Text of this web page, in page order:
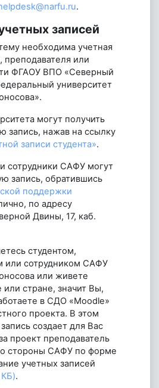
.
записей
необходима учетная
преподавателя или
ФГАОУ ВПО «Северный
университет
могут получить
запись, нажав на ссылку
записи студента».
сотрудники САФУ могут
запись, обратившись
поддержки
по адресу
Двины, 17, каб.
студентом,
или сотрудником САФУ
или живете
или стране, значит Вы,
в СДО «Moodle»
проекта. В этом
создает для Вас
проект преподаватель
стороны САФУ по форме
учетных записей
КБ).